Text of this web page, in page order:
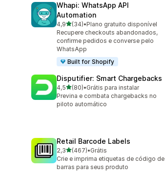
Whapi: WhatsApp API
Automation
4,9de 5 estrelas
(34)
34 avaliações ao todo
•Plano gratuito disponível
Recupere checkouts abandonados,
confirme pedidos e converse pelo
WhatsApp
Built for Shopify
Disputifier: Smart Chargebacks
4,5de 5 estrelas
(80)
80 avaliações ao todo
•Grátis para instalar
Previna e combata chargebacks no
piloto automático
Retail Barcode Labels
2,3de 5 estrelas
(467)
467 avaliações ao todo
•Grátis
Crie e imprima etiquetas de código de
barras para seus produto